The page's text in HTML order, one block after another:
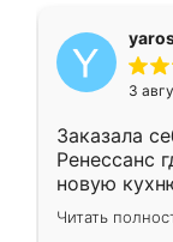
3
Заказала
Ренессанс
новую
вполне
два года,
Читать